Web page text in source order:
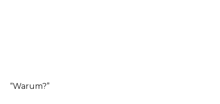
“Warum?”